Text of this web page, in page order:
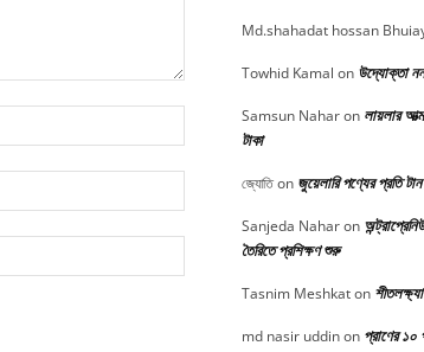
Name:*
Website:
Md.shahadat hossan
Towhid Kamal on উদ্যোক্তা
Samsun Naharon লায়লার
টাকা
জ্যোতিon জুয়েলারি পণ্যের প্রতি
Sanjeda Naharon
তৈরিতে প্রশিক্ষণ শুরু
Tasnim Meshkaton
md nasir uddinon প্রাণের ১০